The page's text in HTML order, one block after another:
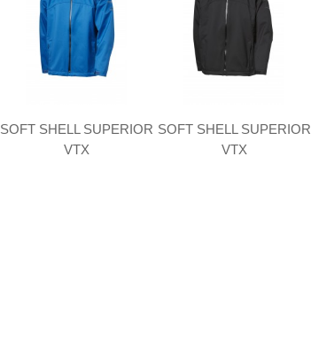
SOFT SHELL SUPERIOR
VTX
SOFT SHELL SUPERIOR
VTX